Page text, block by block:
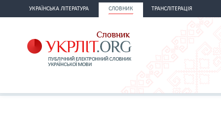
УКРАЇНСЬКА ЛІТЕРАТУРА СЛОВНИК ТРАНСЛІТЕРАЦІЯ